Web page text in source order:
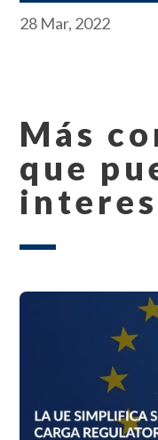
28 Mar, 2022
Más
que